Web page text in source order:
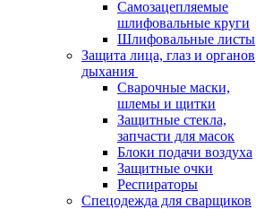
Самозацепляемые
шлифовальные круги
Шлифовальные листы
Защита лица, глаз и органов
дыхания
Сварочные маски,
шлемы и щитки
Защитные стекла,
запчасти для масок
Блоки подачи воздуха
Защитные очки
Респираторы
Спецодежда для сварщиков